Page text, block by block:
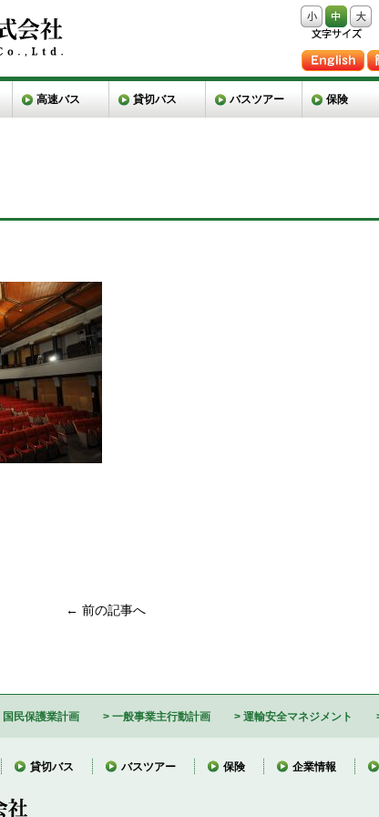
高速バス 貸切バス バスツアー 保険
← 前の記事へ
国民保護業計画 一般事業主行動計画 運輸安全マネジメント
貸切バス バスツアー 保険 企業情報